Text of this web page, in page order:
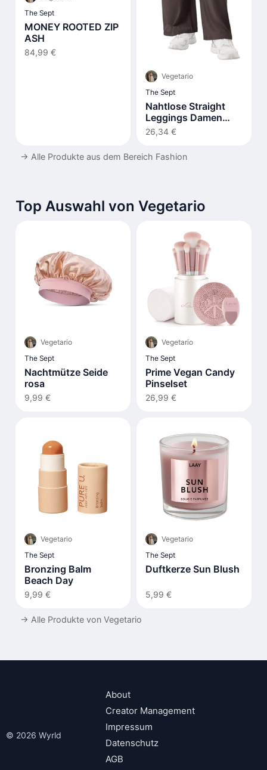
The Sept
MONEY ROOTED ZIP
ASH
84,99 €
Vegetario
The Sept
Nahtlose Straight
Leggings Damen
Hohe Taille Flared
26,34 €
→ Alle Produkte aus dem Bereich Fashion
Top Auswahl von Vegetario
Vegetario
The Sept
Nachtmütze Seide
rosa
9,99 €
Vegetario
The Sept
Prime Vegan Candy
Pinselset
26,99 €
Vegetario
The Sept
Bronzing Balm
Beach Day
9,99 €
Vegetario
The Sept
Duftkerze Sun Blush
5,99 €
→ Alle Produkte von Vegetario
© 2026 Wyrld
About
Creator Management
Impressum
Datenschutz
AGB